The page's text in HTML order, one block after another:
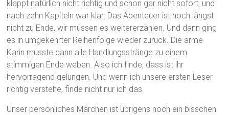
klappt natürlich nicht richtig und schon gar nicht sofort, und
nach zehn Kapiteln war klar: Das Abenteuer ist noch längst
nicht zu Ende, wir müssen es weitererzählen. Und dann ging
es in umgekehrter Reihenfolge wieder zurück. Die arme
Karin musste dann alle Handlungsstränge zu einem
stimmigen Ende weben. Also ich finde, dass ist ihr
hervorragend gelungen. Und wenn ich unsere ersten Leser
richtig verstehe, finde nicht nur ich das.
Unser persönliches Märchen ist übrigens noch ein bisschen